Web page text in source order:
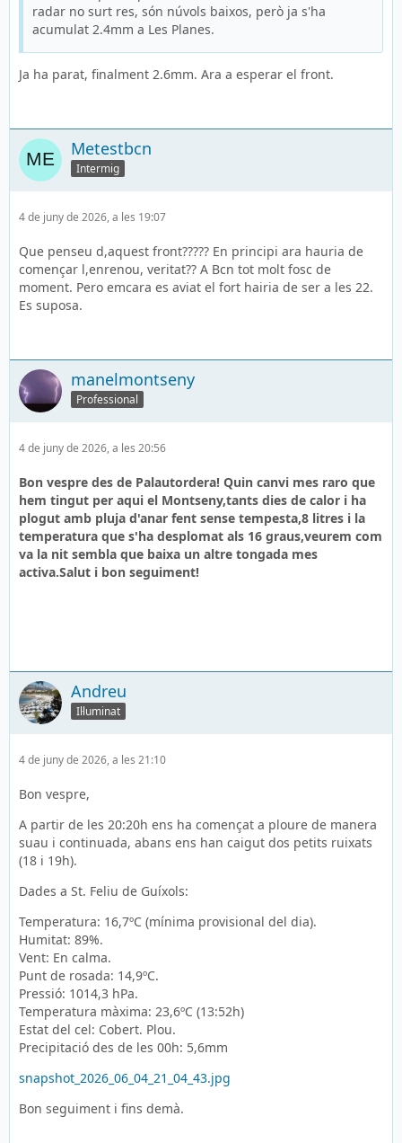
radar no surt res, són núvols baixos, però ja s'ha
acumulat 2.4mm a Les Planes.
Ja ha parat, finalment 2.6mm. Ara a esperar el front.
Metestbcn
Intermig
4 de juny de 2026, a les 19:07
Que penseu d,aquest front????? En principi ara hauria de
començar l,enrenou, veritat?? A Bcn tot molt fosc de
moment. Pero emcara es aviat el fort hairia de ser a les 22.
Es suposa.
manelmontseny
Professional
4 de juny de 2026, a les 20:56
Bon vespre des de Palautordera! Quin canvi mes raro que
hem tingut per aqui el Montseny,tants dies de calor i ha
plogut amb pluja d'anar fent sense tempesta,8 litres i la
temperatura que s'ha desplomat als 16 graus,veurem com
va la nit sembla que baixa un altre tongada mes
activa.Salut i bon seguiment!
Andreu
Il·luminat
4 de juny de 2026, a les 21:10
Bon vespre,
A partir de les 20:20h ens ha començat a ploure de manera
suau i continuada, abans ens han caigut dos petits ruixats
(18 i 19h).
Dades a St. Feliu de Guíxols:
Temperatura: 16,7ºC (mínima provisional del dia).
Humitat: 89%.
Vent: En calma.
Punt de rosada: 14,9ºC.
Pressió: 1014,3 hPa.
Temperatura màxima: 23,6ºC (13:52h)
Estat del cel: Cobert. Plou.
Precipitació des de les 00h: 5,6mm
snapshot_2026_06_04_21_04_43.jpg
Bon seguiment i fins demà.